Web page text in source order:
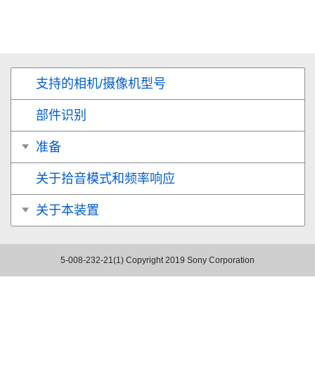
支持的相机/摄像机型号
部件识别
准备
关于拾音模式和频率响应
关于本装置
5-008-232-21(1) Copyright 2019 Sony Corporation